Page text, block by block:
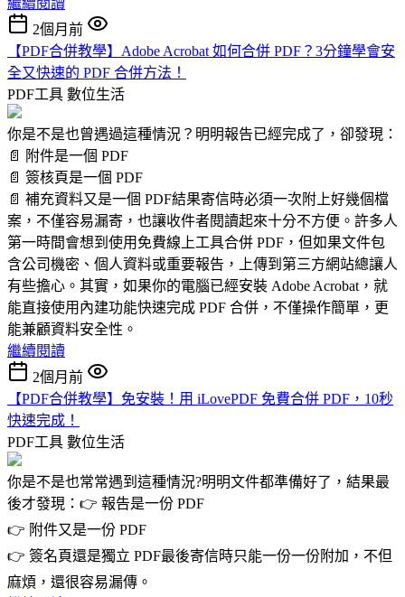
2個月前
【PDF合併教學】Adobe Acrobat 如何合併 PDF？3分鐘學會安
全又快速的 PDF 合併方法！
PDF工具 數位生活
你是不是也曾遇過這種情況？明明報告已經完成了，卻發現：
📄 附件是一個 PDF
📄 簽核頁是一個 PDF
📄 補充資料又是一個 PDF結果寄信時必須一次附上好幾個檔
案，不僅容易漏寄，也讓收件者閱讀起來十分不方便。許多人
第一時間會想到使用免費線上工具合併 PDF，但如果文件包
含公司機密、個人資料或重要報告，上傳到第三方網站總讓人
有些擔心。其實，如果你的電腦已經安裝 Adobe Acrobat，就
能直接使用內建功能快速完成 PDF 合併，不僅操作簡單，更
能兼顧資料安全性。
繼續閱讀
2個月前
【PDF合併教學】免安裝！用 iLovePDF 免費合併 PDF，10秒
快速完成！
PDF工具 數位生活
你是不是也常常遇到這種情況?明明文件都準備好了，結果最
後才發現：👉 報告是一份 PDF
👉 附件又是一份 PDF
👉 簽名頁還是獨立 PDF最後寄信時只能一份一份附加，不但
麻煩，還很容易漏傳。